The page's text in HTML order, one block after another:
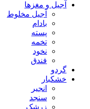
آجیل و مغزها
آجیل مخلوط
بادام
پسته
تخمه
نخود
فندق
گردو
خشکبار
انجیر
سنجد
زرشک